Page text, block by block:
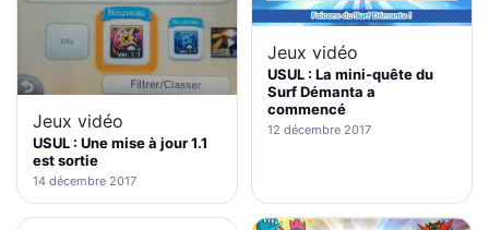
Jeux vidéo
USUL : Une mise à jour 1.1
est sortie
14 décembre 2017
Jeux vidéo
USUL : La mini-quête du
Surf Démanta a
commencé
12 décembre 2017